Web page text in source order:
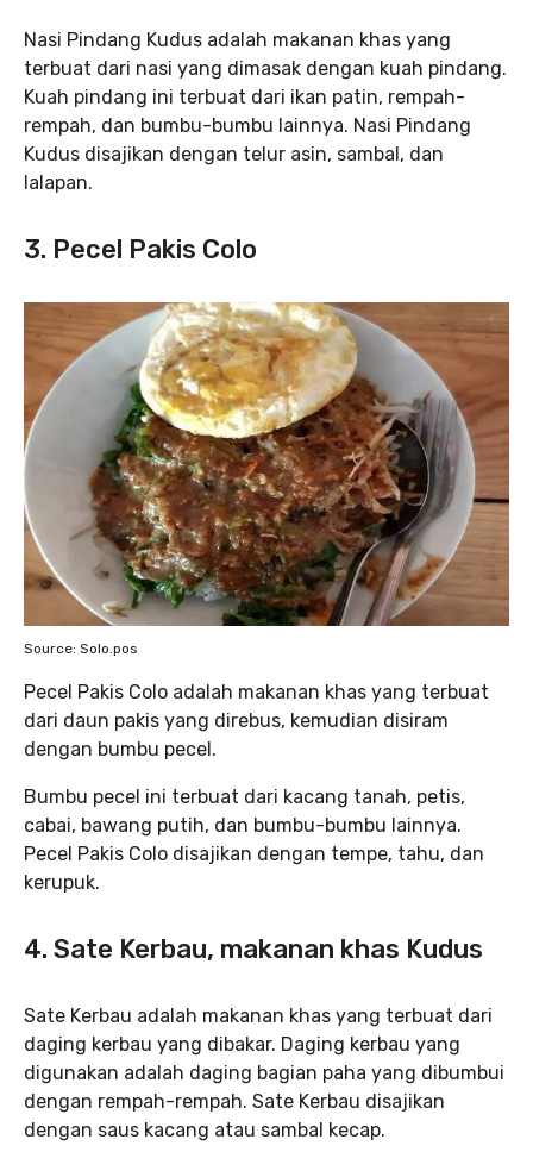
Nasi Pindang Kudus adalah makanan khas yang
terbuat dari nasi yang dimasak dengan kuah pindang.
Kuah pindang ini terbuat dari ikan patin, rempah-
rempah, dan bumbu-bumbu lainnya. Nasi Pindang
Kudus disajikan dengan telur asin, sambal, dan
lalapan.
3. Pecel Pakis Colo
Source: Solo.pos
Pecel Pakis Colo adalah makanan khas yang terbuat
dari daun pakis yang direbus, kemudian disiram
dengan bumbu pecel.
Bumbu pecel ini terbuat dari kacang tanah, petis,
cabai, bawang putih, dan bumbu-bumbu lainnya.
Pecel Pakis Colo disajikan dengan tempe, tahu, dan
kerupuk.
4. Sate Kerbau, makanan khas Kudus
Sate Kerbau adalah makanan khas yang terbuat dari
daging kerbau yang dibakar. Daging kerbau yang
digunakan adalah daging bagian paha yang dibumbui
dengan rempah-rempah. Sate Kerbau disajikan
dengan saus kacang atau sambal kecap.